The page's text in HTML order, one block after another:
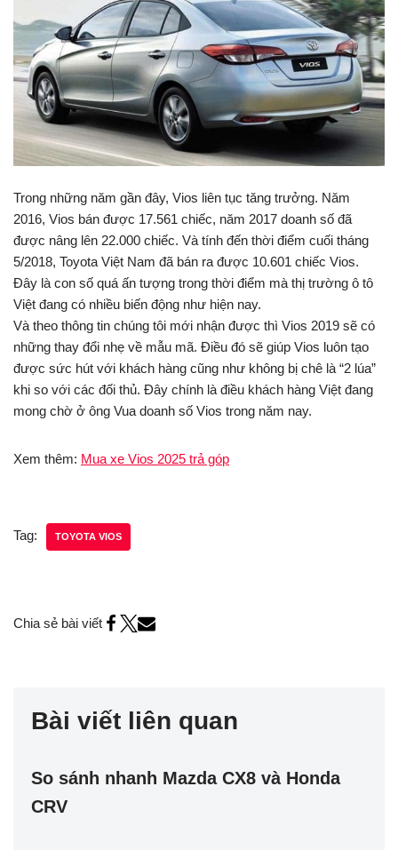
Trong những năm gần đây, Vios liên tục tăng trưởng. Năm
2016, Vios bán được 17.561 chiếc, năm 2017 doanh số đã
được nâng lên 22.000 chiếc. Và tính đến thời điểm cuối tháng
5/2018, Toyota Việt Nam đã bán ra được 10.601 chiếc Vios.
Đây là con số quá ấn tượng trong thời điểm mà thị trường ô tô
Việt đang có nhiều biến động như hiện nay.
Và theo thông tin chúng tôi mới nhận được thì Vios 2019 sẽ có
những thay đổi nhẹ về mẫu mã. Điều đó sẽ giúp Vios luôn tạo
được sức hút với khách hàng cũng như không bị chê là “2 lúa”
khi so với các đối thủ. Đây chính là điều khách hàng Việt đang
mong chờ ở ông Vua doanh số Vios trong năm nay.
Xem thêm: Mua xe Vios 2025 trả góp
Tag: TOYOTA VIOS
Chia sẻ bài viết
Bài viết liên quan
So sánh nhanh Mazda CX8 và Honda
CRV